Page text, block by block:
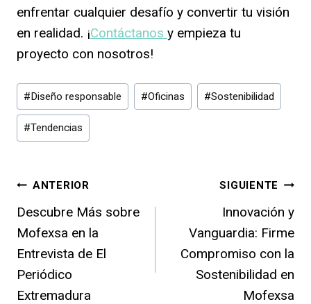
enfrentar cualquier desafío y convertir tu visión
en realidad. ¡Contáctanos y empieza tu
proyecto con nosotros!
Etiquetas
de
la
#Diseño responsable #Oficinas #Sostenibilidad
#Tendencias
Navegación
de
entradas
ANTERIOR
Descubre Más sobre
Mofexsa en la
Entrevista de El
Periódico
Extremadura
SIGUIENTE
Innovación y
Vanguardia: Firme
Compromiso con la
Sostenibilidad en
Mofexsa